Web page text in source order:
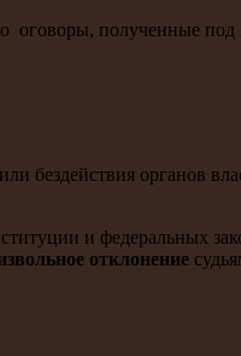
оговоры, полученные
бездействия органов
и федеральных
отклонение